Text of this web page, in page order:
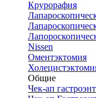
Крурорафия
Nissen
Оментэктомия
Общие
Чек-ап